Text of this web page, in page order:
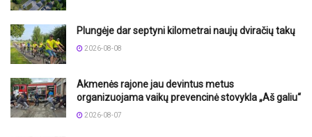
Plungėje dar septyni kilometrai naujų dviračių takų
2026-08-08
Akmenės rajone jau devintus metus
organizuojama vaikų prevencinė stovykla „Aš galiu“
2026-08-07